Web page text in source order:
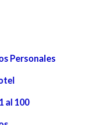
Personales
al 100